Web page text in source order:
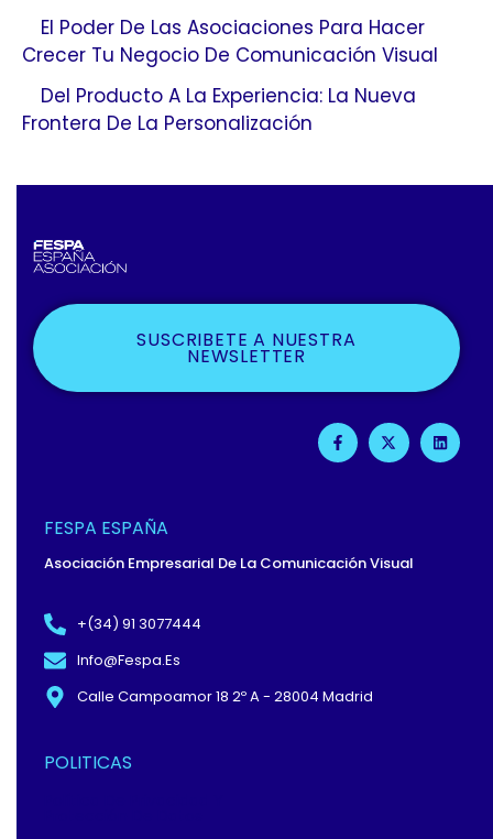
El Poder De Las Asociaciones Para Hacer
Crecer Tu Negocio De Comunicación Visual
Del Producto A La Experiencia: La Nueva
Frontera De La Personalización
SUSCRIBETE A NUESTRA
NEWSLETTER
F
A
C
F
X
-
T
L
I
N
FESPA ESPAÑA
Asociación Empresarial De La Comunicación Visual
+(34) 91 3077444
Info@fespa.es
Calle Campoamor 18 2º A - 28004 Madrid
POLITICAS